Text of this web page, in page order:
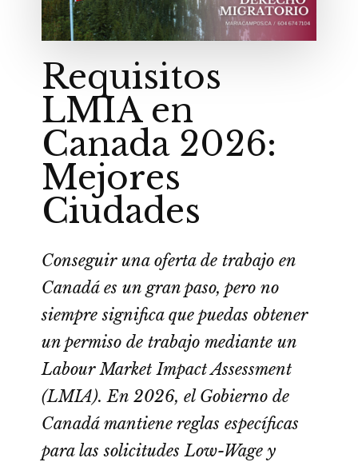
Requisitos
LMIA en
Canada 2026:
Mejores
Ciudades
Conseguir una oferta de trabajo en
Canadá es un gran paso, pero no
siempre significa que puedas obtener
un permiso de trabajo mediante un
Labour Market Impact Assessment
(LMIA). En 2026, el Gobierno de
Canadá mantiene reglas específicas
para las solicitudes Low-Wage y